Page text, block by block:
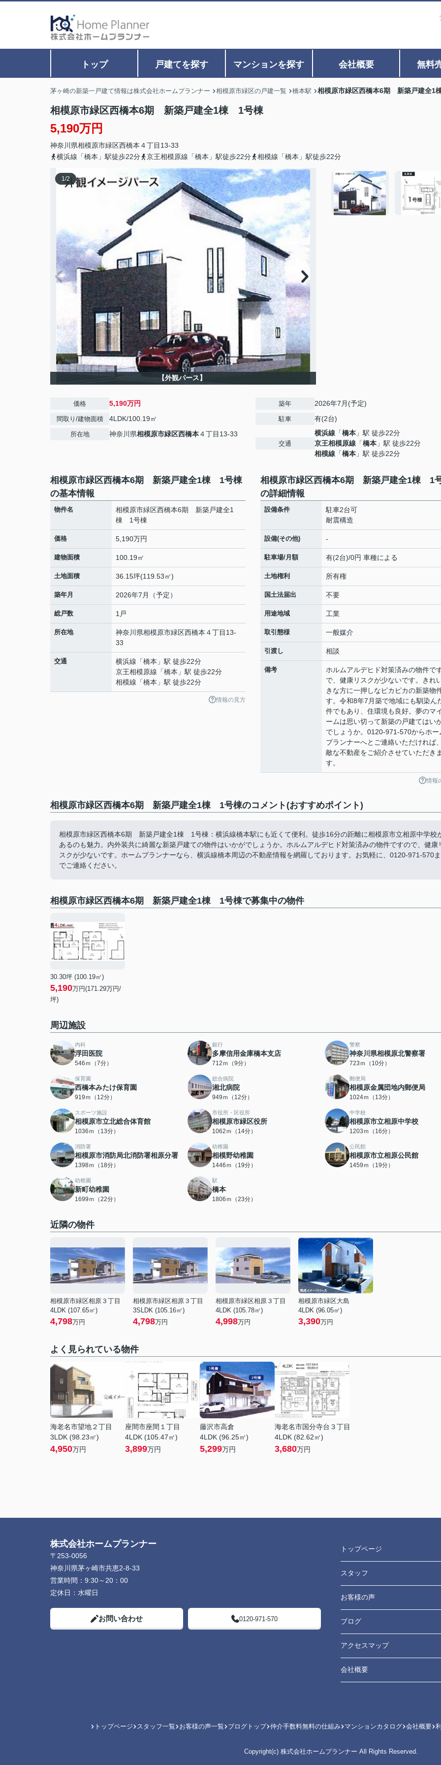
トップ 戸建てを探す マンションを探す 会社概要 無料
茅ヶ崎の新築一戸建て情報は株式会社ホームプランナー 相模原市緑区の戸建一覧 橋本駅 相模原市緑区西橋本6期 新築戸建全1
相模原市緑区西橋本6期 新築戸建全1棟 1号棟
5,190万円
神奈川県相模原市緑区西橋本 ４丁目13-33
横浜線「橋本」駅徒歩22分
京王相模原線「橋本」駅徒歩22分 相模線「橋本」駅徒歩22分
1/2
【外観パース】
価格 5,190万円
間取り/建物面積 4LDK/100.19㎡
所在地 神奈川県相模原市緑区西橋本４丁目13-33
築年 2026年7月(予定)
駐車 有(2台)
交通
横浜線 「橋本 」駅 徒歩22分
京王相模原線 「橋本 」駅 徒歩22分
相模線 「橋本 」駅 徒歩22分
相模原市緑区西橋本6期 新築戸建全1棟 1号棟
の基本情報
物件名
相模原市緑区西橋本6期 新築戸建全1
棟 1号棟
価格 5,190万円
建物面積 100.19㎡
土地面積 36.15坪(119.53㎡)
築年月 2026年7月（予定）
総戸数 1戸
所在地 神奈川県相模原市緑区西橋本 ４丁目13-
33
交通 横浜線 「橋本 」駅 徒歩22分
京王相模原線 「橋本 」駅 徒歩22分
相模線 「橋本 」駅 徒歩22分
情報の見方
相模原市緑区西橋本6期 新築戸建全1棟 1
の詳細情報
設備条件
駐車2台可
耐震構造
設備(その他) -
駐車場/月額 有(2台)/0円 車種による
土地権利 所有権
国土法届出 不要
用途地域 工業
取引態様 一般媒介
引渡し 相談
備考
ホルムアルデヒド対策済みの物件で
で、健康リスクが少ないです。きれ
きな方に一押しなピカピカの新築物
す。令和8年7月築で地域にも馴染ん
件でもあり、住環境も良好。夢のマ
ームは思い切って新築の戸建てはい
でしょうか。0120-971-570からホー
プランナーへとご連絡いただければ
敵な不動産をご紹介させていただき
す。
情報
相模原市緑区西橋本6期 新築戸建全1棟 1号棟のコメント(おすすめポイント)
相模原市緑区西橋本6期 新築戸建全1棟 1号棟：横浜線橋本駅にも近くて便利。徒歩16分の距離に相模原市立相原中学校
あるのも魅力。内外装共に綺麗な新築戸建ての物件はいかがでしょうか。ホルムアルデヒド対策済みの物件ですので、健康
スクが少ないです。ホームプランナーなら、横浜線橋本周辺の不動産情報を網羅しております。お気軽に、0120-971-570ま
でご連絡ください。
相模原市緑区西橋本6期 新築戸建全1棟 1号棟で募集中の物件
30.30坪 (100.19㎡)
5,190万円(171.29万円/
坪)
周辺施設
内科
浮田医院
546ｍ（7分）
銀行
多摩信用金庫橋本支店
712ｍ（9分）
警察
神奈川県相模原北警察署
723ｍ（10分）
保育園
西橋本みたけ保育園
919ｍ（12分）
総合病院
湘北病院
949ｍ（12分）
郵便局
相模原金属団地内郵便局
1024ｍ（13分）
スポーツ施設
相模原市立北総合体育館
1036ｍ（13分）
市役所・区役所
相模原市緑区役所
1062ｍ（14分）
中学校
相模原市立相原中学校
1203ｍ（16分）
消防署
相模原市消防局北消防署相原分署
1398ｍ（18分）
幼稚園
相模野幼稚園
1446ｍ（19分）
公民館
相模原市立相原公民館
1459ｍ（19分）
幼稚園
新町幼稚園
1699ｍ（22分）
駅
橋本
1806ｍ（23分）
近隣の物件
相模原市緑区相原３丁目
4LDK (107.65㎡)
4,798万円
相模原市緑区相原３丁目
3SLDK (105.16㎡)
4,798万円
相模原市緑区相原３丁目
4LDK (105.78㎡)
4,998万円
相模原市緑区大島
4LDK (96.05㎡)
3,390万円
よく見られている物件
海老名市望地２丁目
3LDK (98.23㎡)
4,950万円
座間市座間１丁目
4LDK (105.47㎡)
3,899万円
藤沢市高倉
4LDK (96.25㎡)
5,299万円
海老名市国分寺台３丁目
4LDK (82.62㎡)
3,680万円
株式会社ホームプランナー
〒253-0056
神奈川県茅ヶ崎市共恵2-8-33
営業時間： 9:30～20：00
定休日： 水曜日
お問い合わせ 0120-971-570
トップページ
スタッフ
お客様の声
ブログ
アクセスマップ
会社概要
トップページ スタッフ一覧 お客様の声一覧 ブログトップ 仲介手数料無料の仕組み マンションカタログ 会社概要
Copyright(c) 株式会社ホームプランナー All Rights Reserved.